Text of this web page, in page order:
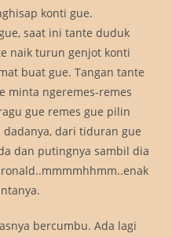
konti gue.
saat ini tante duduk
naik turun genjot konti
buat gue. Tangan tante
minta ngeremes-remes
gue remes gue pilin
dari tiduran gue
dan putingnya sambil dia
bercumbu. Ada lagi